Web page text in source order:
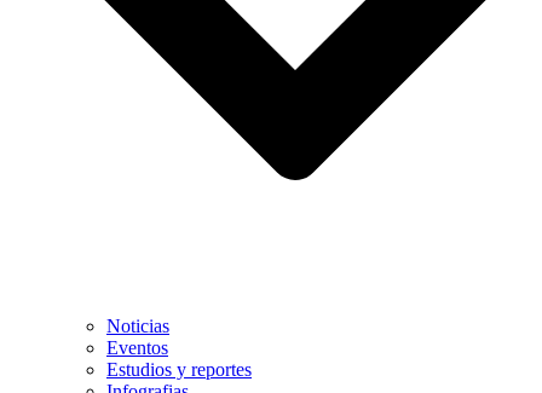
Noticias
Eventos
Estudios y reportes